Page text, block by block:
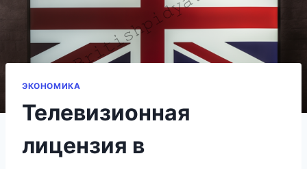
ЭКОНОМИКА
Телевизионная
лицензия в